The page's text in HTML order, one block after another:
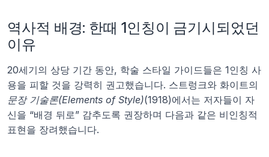
역사적 배경: 한때 1인칭이 금기시되었던
이유
20세기의 상당 기간 동안, 학술 스타일 가이드들은 1인칭 사
문장 기술론(Elements of Style)(1918)에서는 저자들이 자
신을 “배경 뒤로” 감추도록 권장하며 다음과 같은 비인칭적
표현을 장려했습니다.